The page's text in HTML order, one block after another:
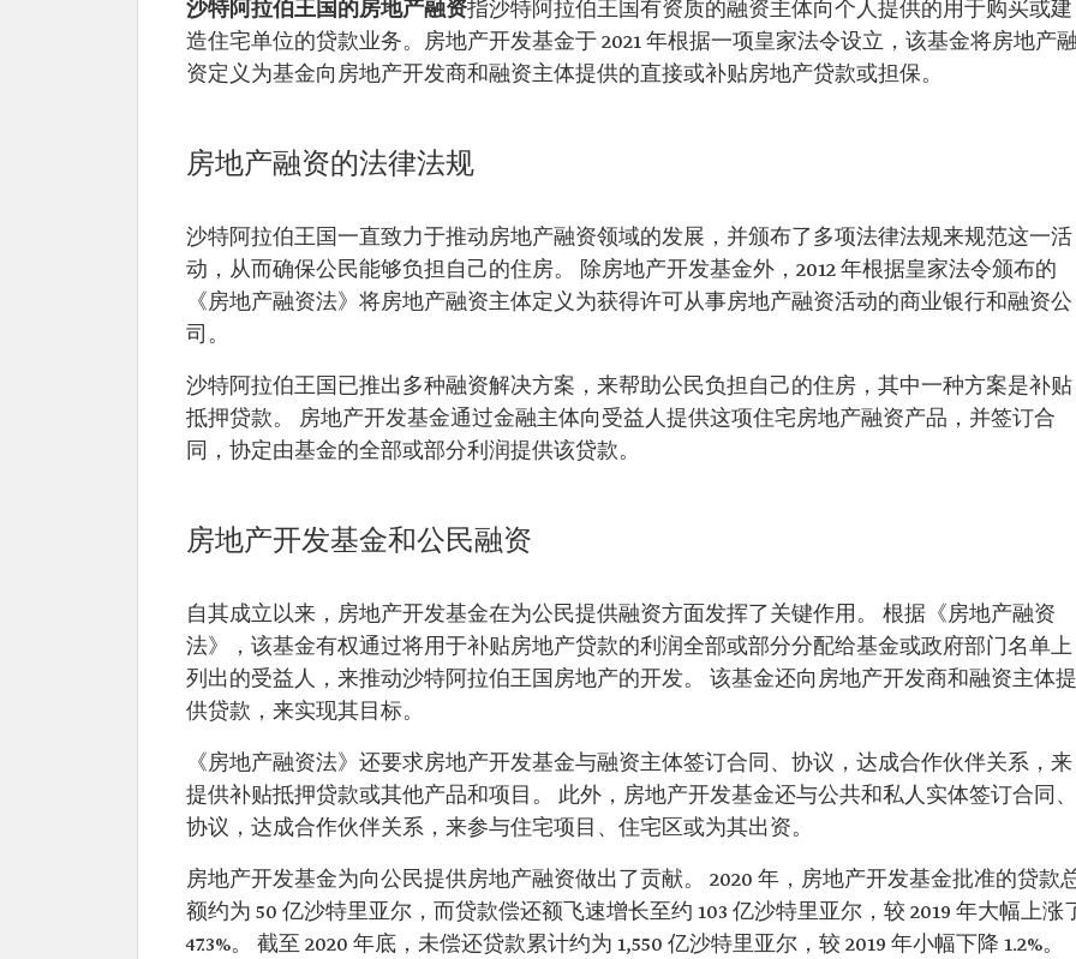
沙特阿拉伯王国的房地产融资指沙特阿拉伯王国有资质的融资主体向个人提供的用于购买或建
造住宅单位的贷款业务。房地产开发基金于 2021 年根据一项皇家法令设立，该基金将房地产
资定义为基金向房地产开发商和融资主体提供的直接或补贴房地产贷款或担保。
房地产融资的法律法规
沙特阿拉伯王国一直致力于推动房地产融资领域的发展，并颁布了多项法律法规来规范这一活
动，从而确保公民能够负担自己的住房。 除房地产开发基金外，2012 年根据皇家法令颁布的
《房地产融资法》将房地产融资主体定义为获得许可从事房地产融资活动的商业银行和融资公
司。
沙特阿拉伯王国已推出多种融资解决方案，来帮助公民负担自己的住房，其中一种方案是补贴
抵押贷款。 房地产开发基金通过金融主体向受益人提供这项住宅房地产融资产品，并签订合
同，协定由基金的全部或部分利润提供该贷款。
房地产开发基金和公民融资
自其成立以来，房地产开发基金在为公民提供融资方面发挥了关键作用。 根据《房地产融资
法》，该基金有权通过将用于补贴房地产贷款的利润全部或部分分配给基金或政府部门名单上
列出的受益人，来推动沙特阿拉伯王国房地产的开发。 该基金还向房地产开发商和融资主体提
供贷款，来实现其目标。
《房地产融资法》还要求房地产开发基金与融资主体签订合同、协议，达成合作伙伴关系，来
提供补贴抵押贷款或其他产品和项目。 此外，房地产开发基金还与公共和私人实体签订合同、
协议，达成合作伙伴关系，来参与住宅项目、住宅区或为其出资。
房地产开发基金为向公民提供房地产融资做出了贡献。 2020 年，房地产开发基金批准的贷款
额约为 50 亿沙特里亚尔，而贷款偿还额飞速增长至约 103 亿沙特里亚尔，较 2019 年大幅上涨
47.3%。 截至 2020 年底，未偿还贷款累计约为 1,550 亿沙特里亚尔，较 2019 年小幅下降 1.2%。